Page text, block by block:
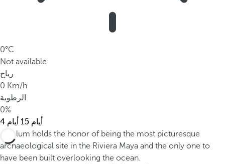
0°C
Not available
رياح
0 Km/h
الرطوبة
0%
4 أيام
15 أيام